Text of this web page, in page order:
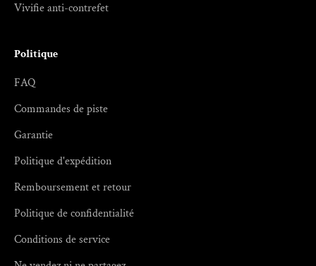
Vivifie anti-contrefet
Politique
FAQ
Commandes de piste
Garantie
Politique d'expédition
Remboursement et retour
Politique de confidentialité
Conditions de service